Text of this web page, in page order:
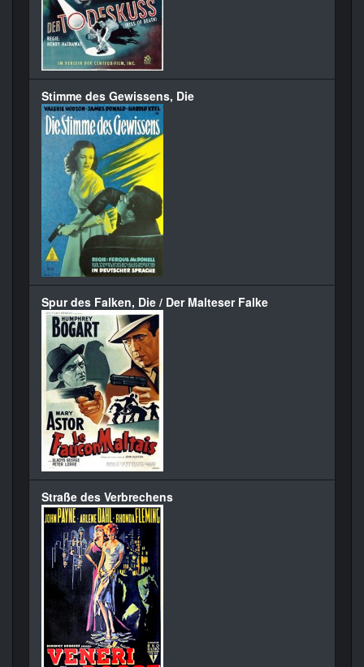
Stimme des Gewissens, Die
Spur des Falken, Die / Der Malteser Falke
Straße des Verbrechens